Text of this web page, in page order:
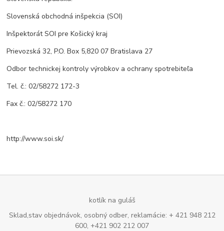
Slovenská obchodná inšpekcia (SOI)
Inšpektorát SOI pre Košický kraj
Prievozská 32, P.O. Box 5,820 07 Bratislava 27
Odbor technickej kontroly výrobkov a ochrany spotrebiteľa
Tel. č.: 02/58272 172-3
Fax č.: 02/58272 170
http://www.soi.sk/
kotlík na guláš
Sklad,stav objednávok, osobný odber, reklamácie: + 421 948 212
600, +421 902 212 007